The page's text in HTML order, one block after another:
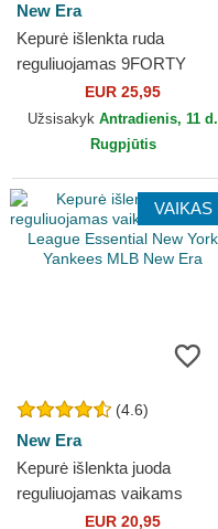
New Era
Kepurė išlenkta ruda
reguliuojamas 9FORTY
League Essential New York
Yankees MLB New Era
EUR 25,95
Užsisakyk Antradienis, 11 d.
Rugpjūtis
VAIKAS
(4.6)
New Era
Kepurė išlenkta juoda
reguliuojamas vaikams
9FORTY League Essential
EUR 20,95